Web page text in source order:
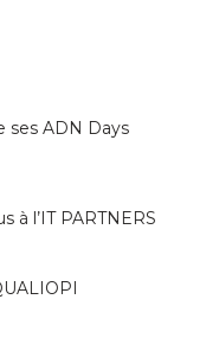
ses ADN Days
à l’IT PARTNERS